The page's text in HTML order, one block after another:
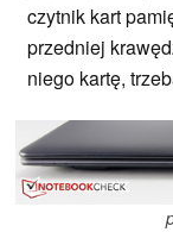
czytnik kart
przedniej
niego kartę,